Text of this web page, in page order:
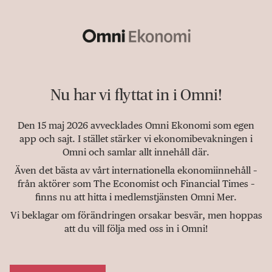
Nu har vi flyttat in i Omni!
Den 15 maj 2026 avvecklades Omni Ekonomi som egen
app och sajt. I stället stärker vi ekonomibevakningen i
Omni och samlar allt innehåll där.
Även det bästa av vårt internationella ekonomiinnehåll –
från aktörer som The Economist och Financial Times –
finns nu att hitta i medlemstjänsten Omni Mer.
Vi beklagar om förändringen orsakar besvär, men hoppas
att du vill följa med oss in i Omni!